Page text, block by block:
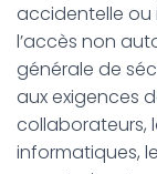
accidentelle ou
l’accès non
générale de
aux exigences
collaborateurs,
informatiques,